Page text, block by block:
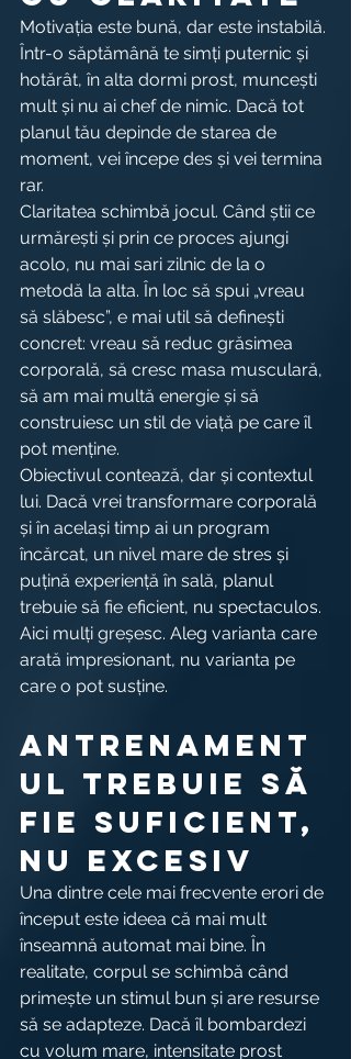
Motivația este bună, dar este instabilă.
Într-o săptămână te simți puternic și
hotărât, în alta dormi prost, muncești
mult și nu ai chef de nimic. Dacă tot
planul tău depinde de starea de
moment, vei începe des și vei termina
rar.
Claritatea schimbă jocul. Când știi ce
urmărești și prin ce proces ajungi
acolo, nu mai sari zilnic de la o
metodă la alta. În loc să spui „vreau
să slăbesc”, e mai util să definești
concret: vreau să reduc grăsimea
corporală, să cresc masa musculară,
să am mai multă energie și să
construiesc un stil de viață pe care îl
pot menține.
Obiectivul contează, dar și contextul
lui. Dacă vrei transformare corporală
și în același timp ai un program
încărcat, un nivel mare de stres și
puțină experiență în sală, planul
trebuie să fie eficient, nu spectaculos.
Aici mulți greșesc. Aleg varianta care
arată impresionant, nu varianta pe
care o pot susține.
Antrenament
ul trebuie să
fie suficient,
nu excesiv
Una dintre cele mai frecvente erori de
început este ideea că mai mult
înseamnă automat mai bine. În
realitate, corpul se schimbă când
primește un stimul bun și are resurse
să se adapteze. Dacă îl bombardezi
cu volum mare, intensitate prost